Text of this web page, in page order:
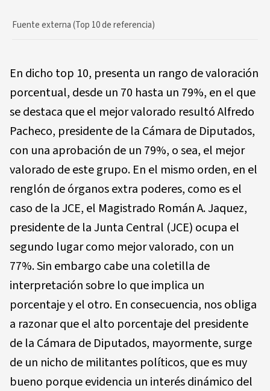
Fuente externa (Top 10 de referencia)
En dicho top 10, presenta un rango de valoración
porcentual, desde un 70 hasta un 79%, en el que
se destaca que el mejor valorado resultó Alfredo
Pacheco, presidente de la Cámara de Diputados,
con una aprobación de un 79%, o sea, el mejor
valorado de este grupo. En el mismo orden, en el
renglón de órganos extra poderes, como es el
caso de la JCE, el Magistrado Román A. Jaquez,
presidente de la Junta Central (JCE) ocupa el
segundo lugar como mejor valorado, con un
77%. Sin embargo cabe una coletilla de
interpretación sobre lo que implica un
porcentaje y el otro. En consecuencia, nos obliga
a razonar que el alto porcentaje del presidente
de la Cámara de Diputados, mayormente, surge
de un nicho de militantes políticos, que es muy
bueno porque evidencia un interés dinámico del